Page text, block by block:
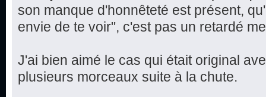
son manque d'honnêteté est présent,
envie de te voir", c'est pas un retardé
J'ai bien aimé le cas qui était original
plusieurs morceaux suite à la chute.